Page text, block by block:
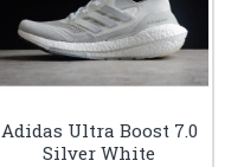
Adidas Ultra Boost 7.0
Silver White